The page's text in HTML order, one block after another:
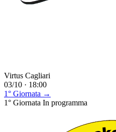
Virtus Cagliari
03/10 · 18:00
1° Giornata →
1° Giornata In programma